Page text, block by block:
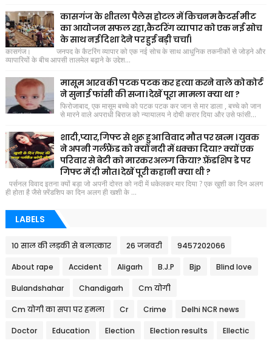
कासगंज के शीतला पैलेस होटल में किचनम कैटर्स मीट
का आयोजन सफल रहा,कैटरिंग व्यापार को एक नई सोच
के साथ नई दिशा देने पर हुई बड़ी चर्चा।
कासगंज। जनपद के कैटरिंग व्यापार को एक नई सोच के साथ आधुनिक तकनीकों से जोड़ने और
व्यापारियों के बीच आपसी तालमेल बढ़ाने के उद्देश...
मासूम आरव की पटक पटक कर हत्या करने वाले को कोर्ट
ने सुनाई फांसी की सजा। देखें पूरा मामला क्या था ?
फिरोजाबाद, एक मासूम बच्चे को पटक पटक कर जान से मार डाला , बच्चे को जान
से मारने वाले अपराधी बिराज को न्यायालय ने दोषी करार दिया और उसे फांसी...
शादी,प्यार,गिफ्ट से शुरू हुआ विवाद मौत पर खत्म । युवक
ने अपनी गर्लफ्रैंड को क्यों नदी में धक्का दिया? क्यों एक
परिवार से बेटी को मारकर अलग किया? फ़्रेंडशिप डे पर
गिफ्ट में दी मौत। देखें पूरी कहानी क्या थी ?
पर्सनल विवाद इतना क्यों बड़ा जो अपनी दोस्त को नदी में धकेलकर मार दिया ? एक खुशी का दिन अलग
ही होता है जैसे फ़्रेंडशिप का दिन अलग ही खशी के ...
LABELS
10 साल की लड़की से बलात्कार 26 जनवरी 9457202066
About rape Accident Aligarh B.J.P Bjp Blind love
Bulandshahar Chandigarh Cm योगी
Cm योगी का सपा पर हमला Cr Crime Delhi NCR news
Doctor Education Election Election results Ellectic